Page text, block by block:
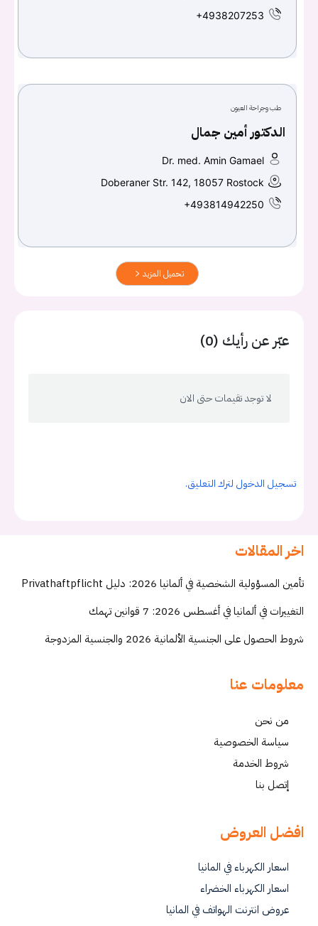
+4938207253
طب وجراحة العيون
الدكتور أمين جمال
Dr. med. Amin Gamael
Doberaner Str. 142, 18057 Rostock
+493814942250
تحميل المزيد
عبّر عن رأيك (0)
لا توجد تقيمات حتى الان
تسجيل الدخول لترك التعليق.
اخر المقالات
تأمين المسؤولية الشخصية في ألمانيا 2026: دليل Privathaftpflicht
التغييرات في ألمانيا في أغسطس 2026: 7 قوانين تهمك
شروط الحصول على الجنسية الألمانية 2026 والجنسية المزدوجة
معلومات عنا
من نحن
سياسة الخصوصية
شروط الخدمة
إتصل بنا
افضل العروض
اسعار الكهرباء في المانيا
اسعار الكهرباء الخضراء
عروض انترنت الهواتف في المانيا